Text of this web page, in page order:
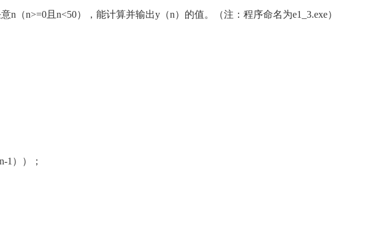
n>=0且n<50），能计算并输出y（n）的值。（注：程序命名为e1_3.exe）
））；